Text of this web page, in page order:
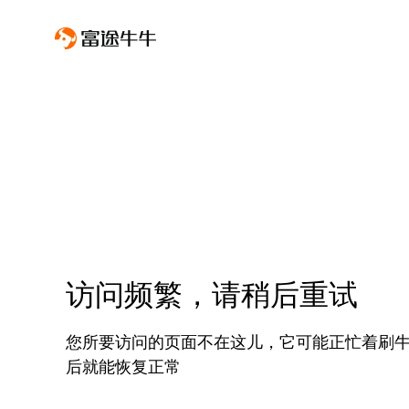
访问频繁，请稍后重试
您所要访问的页面不在这儿，它可能正忙着刷
后就能恢复正常